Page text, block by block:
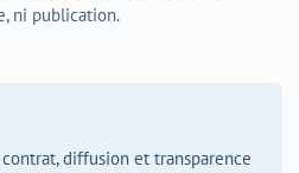
ni publication.
diffusion et transparence